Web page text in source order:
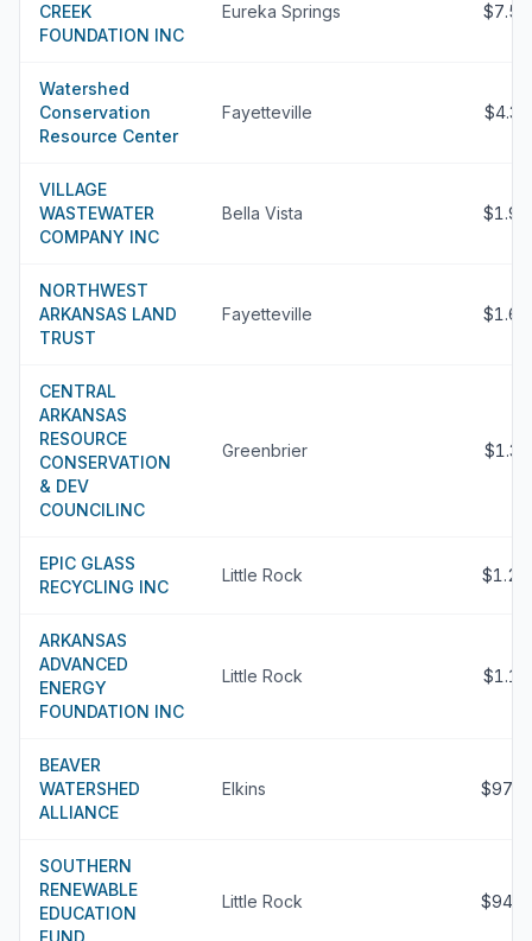
CREEK
FOUNDATION INC
Eureka Springs $7.5M
Watershed
Conservation
Resource Center
Fayetteville $4.3M
VILLAGE
WASTEWATER
COMPANY INC
Bella Vista $1.9M
NORTHWEST
ARKANSAS LAND
TRUST
Fayetteville $1.6M
CENTRAL
ARKANSAS
RESOURCE
CONSERVATION
& DEV
COUNCILINC
Greenbrier $1.3M
EPIC GLASS
RECYCLING INC
Little Rock $1.2M
ARKANSAS
ADVANCED
ENERGY
FOUNDATION INC
Little Rock $1.1M
BEAVER
WATERSHED
ALLIANCE
Elkins $975k
SOUTHERN
RENEWABLE
EDUCATION
FUND
Little Rock $945k